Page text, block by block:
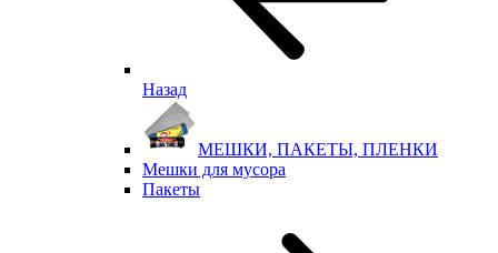
Назад
МЕШКИ, ПАКЕТЫ, ПЛЕНКИ
Мешки для мусора
Пакеты